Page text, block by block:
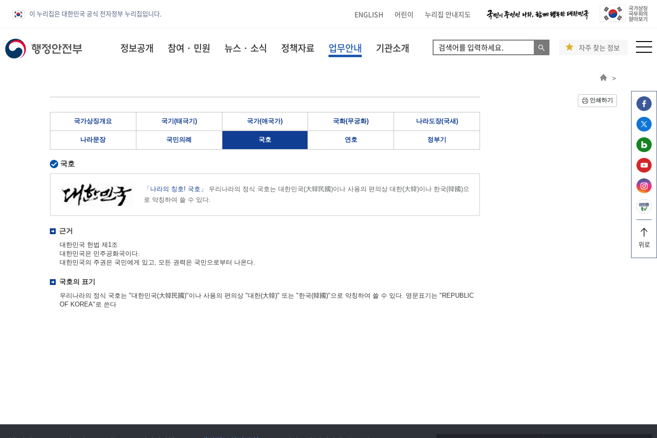
이 누리집은 대한민국 공식 전자정부 누리집입니다. ENGLISH 어린이 누리집 안내지도
위로
정보공개 참여 · 민원 뉴스 · 소식 정책자료 업무안내 기관소개 자주 찾는 정보
>
인쇄하기
국가상징개요 국기(태극기) 국가(애국가) 국화(무궁화) 나라도장(국새)
나라문장 국민의례 국호 연호 정부기
국호
「나라의 칭호! 국호」
우리나라의 정식 국호는 대한민국(大韓民國)이나 사용의 편의상 대한(大韓)이나 한국(韓國)으
로 약칭하여 쓸 수 있다.
근거
대한민국 헌법 제1조
대한민국은 민주공화국이다.
대한민국의 주권은 국민에게 있고, 모든 권력은 국민으로부터 나온다.
국호의 표기
우리나라의 정식 국호는 "대한민국(大韓民國)"이나 사용의 편의상 "대한(大韓)" 또는 "한국(韓國)"으로 약칭하여 쓸 수 있다. 영문표기는 "REPUBLIC
OF KOREA"로 쓴다